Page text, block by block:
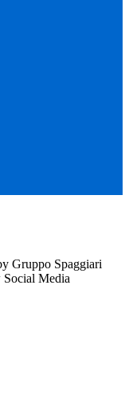
Gruppo Spaggiari
Media